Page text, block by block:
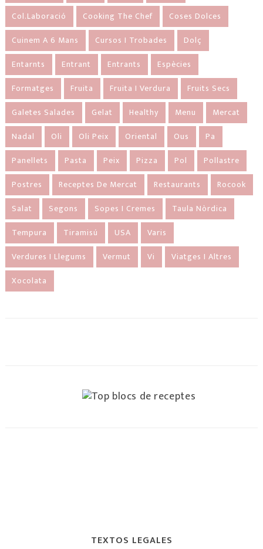
Col.laboració
Cooking The Chef
Coses Dolces
Cuinem A 6 Mans
Cursos I Trobades
Dolç
Entarnts
Entrant Entrants
Espècies
Formatges
Fruita Fruita I Verdura
Fruits Secs
Galetes Salades
Gelat Healthy Menu
Mercat
Nadal
Oli Oli Peix Oriental Ous
Pa
Panellets
Pasta Peix Pizza Pol
Pollastre
Postres
Receptes De Mercat Restaurants
Rocook
Salat
Segons Sopes I Cremes
Taula Nòrdica
Tempura
Tiramisú USA
Varis
Verdures I Llegums
Vermut Vi
Viatges I Altres
Xocolata
TEXTOS LEGALES